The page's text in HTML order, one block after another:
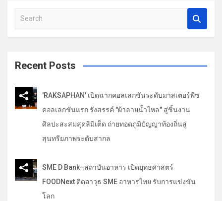
a
cRecent Posts
'RAKSAPHAN' เปิดฉากคอลเลกชันระดับมาสเตอร์พีซ
คอลเลกชันแรก รังสรรค์ "ผ้าลายน้ำไหล" สู่ชิ้นงาน
ศิลปะสะสมสุดลิมิเต็ด ถ่ายทอดภูมิปัญญาท้องถิ่นสู่
สุนทรียภาพระดับสากล
SME D Bank–สถาบันอาหาร เปิดยุทธศาสตร์
FOODNext ติดอาวุธ SME อาหารไทย รับการแข่งขัน
โลก